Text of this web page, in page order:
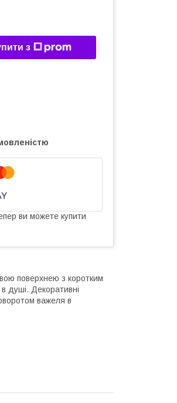
з
ви можете купити
поверхнею з коротким
душі. Декоративні
важеля в